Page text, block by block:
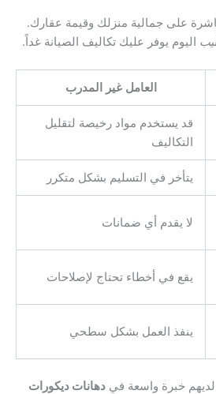
على جمالية منزلك وقيمة عقارك.
اليوم يوفر عليك تكاليف الصيانة غداً.
العامل غير المدرب
قد يستخدم مواد رخيصة لتقليل
التكاليف
يتأخر في التسليم بشكل متكرر
لا يقدم أي ضمانات
يقع في أخطاء تحتاج لإصلاحات
ينفذ العمل بشكل سطحي
خبرة واسعة في دهانات ديكورات